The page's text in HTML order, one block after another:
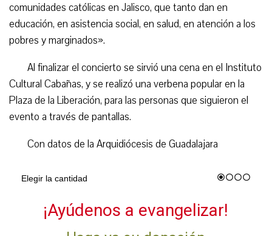
comunidades católicas en Jalisco, que tanto dan en
educación, en asistencia social, en salud, en atención a los
pobres y marginados».
Al finalizar el concierto se sirvió una cena en el Instituto
Cultural Cabañas, y se realizó una verbena popular en la
Plaza de la Liberación, para las personas que siguieron el
evento a través de pantallas.
Con datos de la Arquidiócesis de Guadalajara